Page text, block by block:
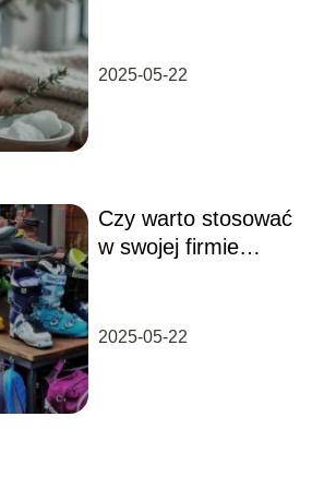
2025-05-22
Czy warto stosować
w swojej firmie
2025-05-22